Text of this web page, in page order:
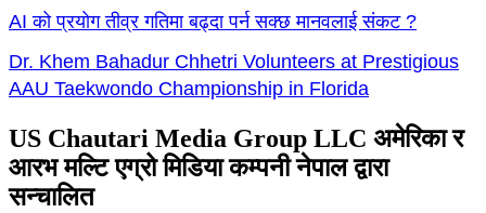
AI को प्रयोग तीव्र गतिमा बढ्दा पर्न सक्छ मानवलाई संकट ?
Dr. Khem Bahadur Chhetri Volunteers at Prestigious
AAU Taekwondo Championship in Florida
US Chautari Media Group LLC अमेरिका र
आरभ मल्टि एग्रो मिडिया कम्पनी नेपाल द्वारा
सन्चालित